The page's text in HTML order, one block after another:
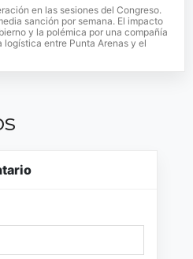
en las sesiones del Congreso.
sanción por semana. El impacto
y la polémica por una compañía
entre Punta Arenas y el